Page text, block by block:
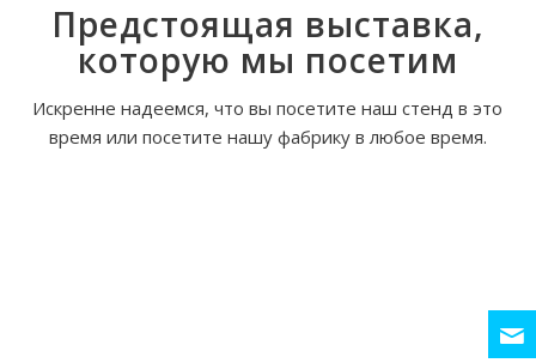
Предстоящая выставка,
которую мы посетим
Искренне надеемся, что вы посетите наш стенд в это
время или посетите нашу фабрику в любое время.